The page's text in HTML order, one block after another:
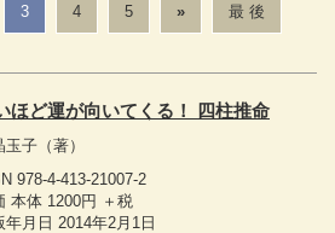
3 4 5 » 最 後
ほど運が向いてくる！ 四柱推命
玉子 （著）
978-4-413-21007-2
本体 1200円 ＋税
年月日 2014年2月1日